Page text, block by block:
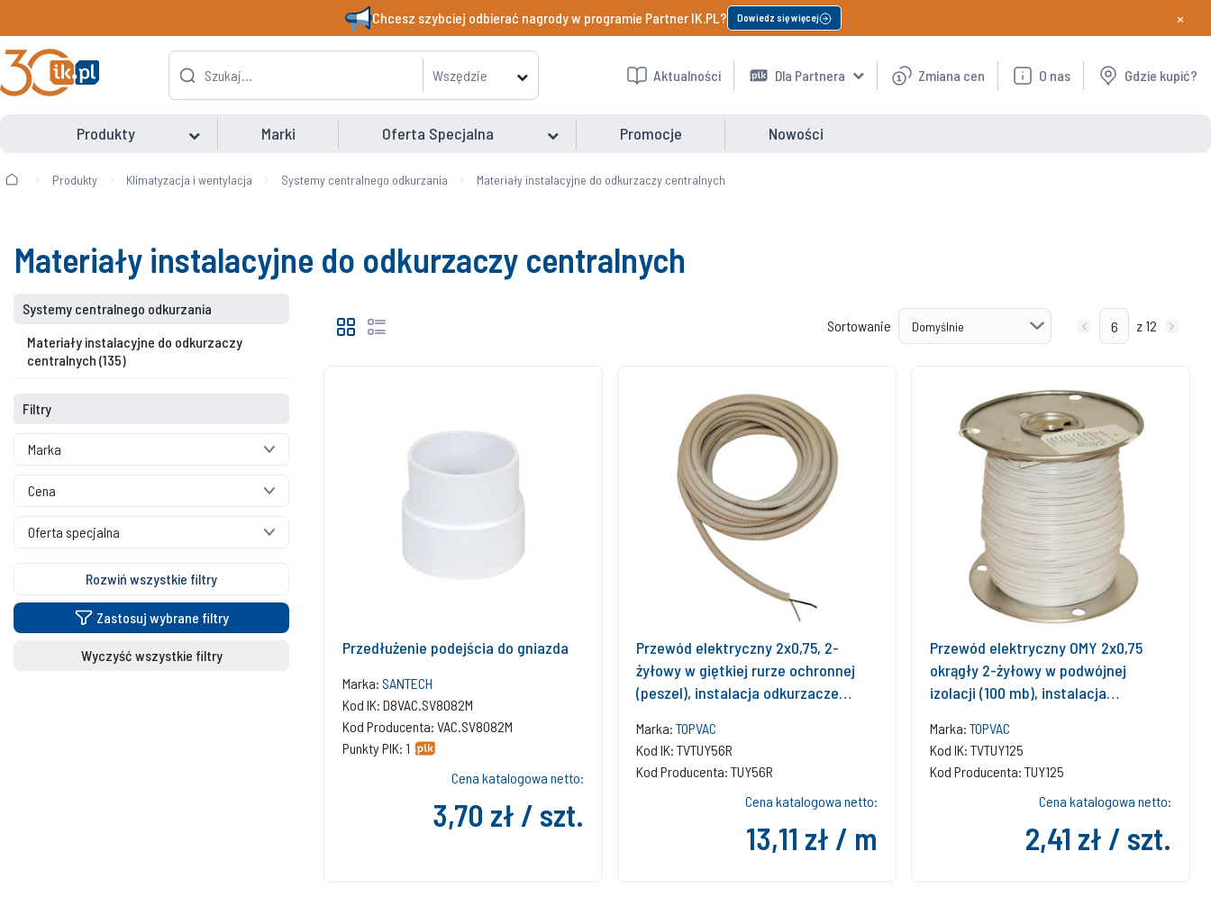
Chcesz szybciej odbierać nagrody w programie Partner IK.PL? Dowiedz się więcej ×
Wszędzie Aktualności Dla Partnera Zmiana cen O nas Gdzie kupić?
Produkty Marki Oferta Specjalna Promocje Nowości
Produkty Klimatyzacja i wentylacja Systemy centralnego odkurzania Materiały instalacyjne do odkurzaczy centralnych
Materiały instalacyjne do odkurzaczy centralnych
Systemy centralnego odkurzania
Materiały instalacyjne do odkurzaczy
centralnych (135)
Filtry
Marka
Cena
Oferta specjalna
Rozwiń wszystkie filtry
Zastosuj wybrane filtry
Wyczyść wszystkie filtry
Sortowanie z 12
Przedłużenie podejścia do gniazda
Marka: SANTECH
Kod IK: D8VAC.SV8082M
Kod Producenta: VAC.SV8082M
Punkty PIK: 1
Cena katalogowa netto:
3,70 zł / szt.
Przewód elektryczny 2x0,75, 2-
żyłowy w giętkiej rurze ochronnej
(peszel), instalacja odkurzacze
Marka: TOPVAC
Kod IK: TVTUY56R
Kod Producenta: TUY56R
Cena katalogowa netto:
13,11 zł / m
Przewód elektryczny OMY 2x0,75
okrągły 2-żyłowy w podwójnej
izolacji (100 mb), instalacja
Marka: TOPVAC
Kod IK: TVTUY125
Kod Producenta: TUY125
Cena katalogowa netto:
2,41 zł / szt.